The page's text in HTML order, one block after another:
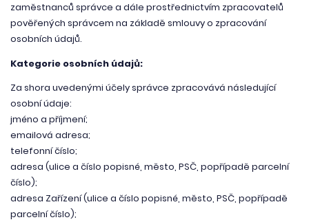
zaměstnanců správce a dále prostřednictvím zpracovatelů
pověřených správcem na základě smlouvy o zpracování
osobních údajů.
Kategorie osobních údajů:
Za shora uvedenými účely správce zpracovává následující
osobní údaje:
jméno a příjmení;
emailová adresa;
telefonní číslo;
adresa (ulice a číslo popisné, město, PSČ, popřípadě parcelní
číslo);
adresa Zařízení (ulice a číslo popisné, město, PSČ, popřípadě
parcelní číslo);